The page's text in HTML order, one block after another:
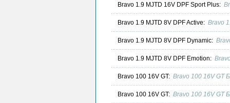
Bravo 1.9 MJTD 16V DPF Sport Plus:
Bravo 1.9 MJTD 8V DPF Active: Bravo
Bravo 1.9 MJTD 8V DPF Dynamic:
Bravo 1.9 MJTD 8V DPF Emotion:
Bravo 100 16V GT: Bravo 100 16V GT
Bravo 100 16V GT: Bravo 100 16V GT